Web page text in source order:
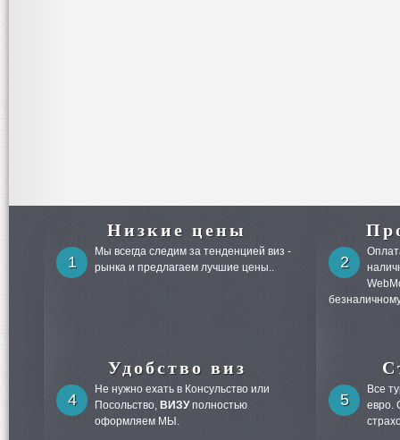
Низкие цены
1
Мы всегда следим за тенденцией виз -
рынка и предлагаем лучшие цены..
2
Удобство виз
4
Не нужно ехать в Консульство или
Посольство, ВИЗУполностью
оформляем МЫ.
5
Все
евро.